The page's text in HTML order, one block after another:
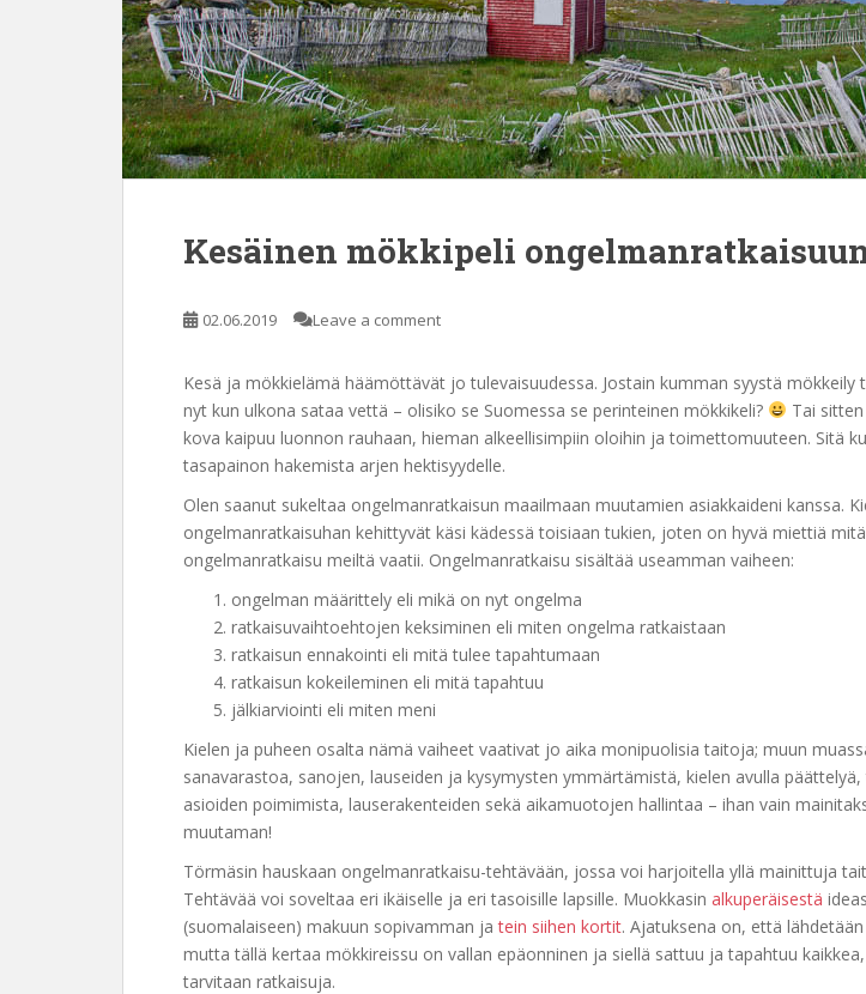
Kesäinen mökkipeli
02.06.2019 Leave a comment
Kesä ja mökkielämä häämöttävät jo tulevaisuudessa. Jostain kumman syystä mökkeily
nyt kun ulkona sataa vettä – olisiko se Suomessa se perinteinen mökkikeli?
Tai
kova kaipuu luonnon rauhaan, hieman alkeellisimpiin oloihin ja toimettomuuteen. Sitä
tasapainon hakemista arjen hektisyydelle.
Olen saanut sukeltaa ongelmanratkaisun maailmaan muutamien asiakkaideni kanssa.
ongelmanratkaisuhan kehittyvät käsi kädessä toisiaan tukien, joten on hyvä miettiä mitä
ongelmanratkaisu meiltä vaatii. Ongelmanratkaisu sisältää useamman vaiheen:
ongelman määrittely eli mikä on nyt ongelma
ratkaisuvaihtoehtojen keksiminen eli miten ongelma ratkaistaan
ratkaisun ennakointi eli mitä tulee tapahtumaan
ratkaisun kokeileminen eli mitä tapahtuu
jälkiarviointi eli miten meni
Kielen ja puheen osalta nämä vaiheet vaativat jo aika monipuolisia taitoja; muun
sanavarastoa, sanojen, lauseiden ja kysymysten ymmärtämistä, kielen avulla päättelyä,
asioiden poimimista, lauserakenteiden sekä aikamuotojen hallintaa – ihan vain
muutaman!
Törmäsin hauskaan ongelmanratkaisu-tehtävään, jossa voi harjoitella yllä mainittuja
Tehtävää voi soveltaa eri ikäiselle ja eri tasoisille lapsille. Muokkasin alkuperäisestä
(suomalaiseen) makuun sopivamman jatein siihen kortit. Ajatuksena on, että
mutta tällä kertaa mökkireissu on vallan epäonninen ja siellä sattuu ja tapahtuu
tarvitaan ratkaisuja.